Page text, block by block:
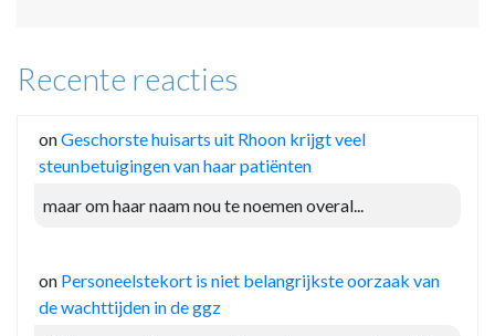
Recente reacties
onGeschorste huisarts uit Rhoon krijgt veel
steunbetuigingen van haar patiënten
maar om haar naam nou te noemen overal...
on Personeelstekort is niet belangrijkste oorzaak van
de wachttijden in de ggz